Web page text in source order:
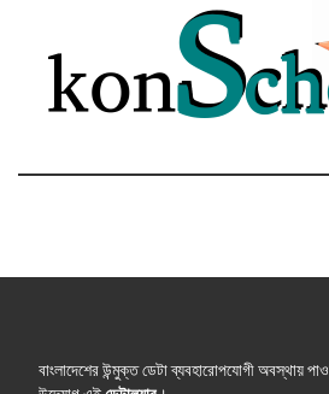
বাংলাদেশের উন্মুক্ত ডেটা ব্যবহারোপযোগী অবস্থায়